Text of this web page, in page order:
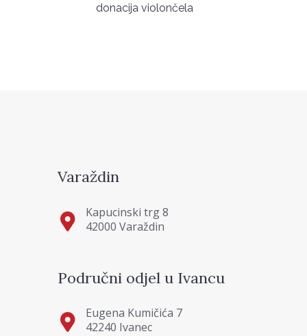
donacija violončela
Varaždin
Kapucinski trg 8
42000 Varaždin
Područni odjel u Ivancu
Eugena Kumičića 7
42240 Ivanec